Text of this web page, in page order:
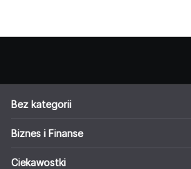
Bez kategorii
Biznes i Finanse
Ciekawostki